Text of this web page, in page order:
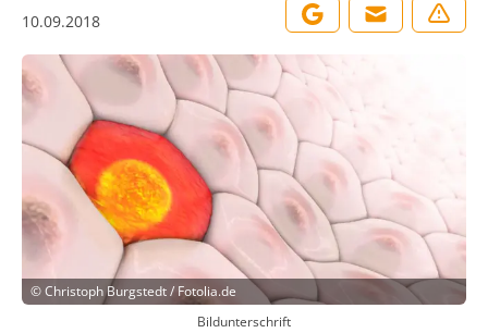
10.09.2018
©Christoph Burgstedt / Fotolia.de
Bildunterschrift